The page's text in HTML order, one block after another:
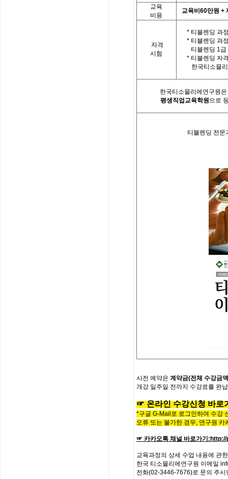
교육
비용
교육비 60만원 +
자격
시험
* 티블렌딩 과
* 티블렌딩 과
티블렌딩 1급
* 티블렌딩 자
한국티소믈
한국티소믈리에연구원
평생직업교육학원으로
티블렌딩 전문
사전 예약은 계약금(전체 수강금
개강 일주일 전까지 수강료를 완
☞온라인수강신청 바로
*구글 G-Mail로 로그인하여 수강
오류 또는 불가한 경우, 연구원 카
☞ 카카오톡 채널 바로가기 :
교육과정의 상세 수업 내용에 관한
한국 티소믈리에 연구원 이메일
전화(02-3446-7676)로 문의 주시